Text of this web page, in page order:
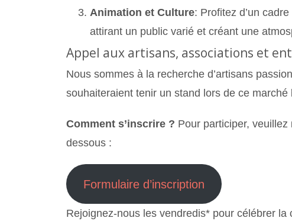
Animation et Culture: Profitez d’un
attirant un public varié et créant une
Appel aux artisans, associations et
Nous sommes à la recherche d’artisans
souhaiteraient tenir un stand lors de ce marché
Comment s’inscrire ? Pour participer,
dessous :
Formulaire d’inscription
Rejoignez-nous les vendredis* pour célébrer la